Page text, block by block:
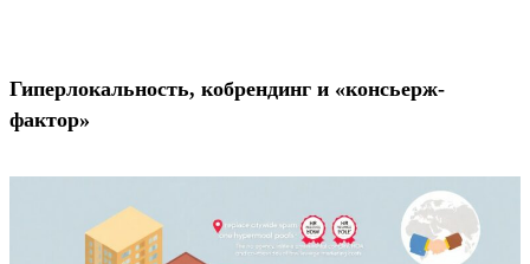
Гиперлокальность, кобрендинг и «консьерж-
фактор»